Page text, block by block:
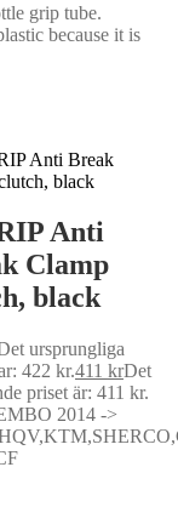
grip tube.
because it is
Anti
Clamp
black
ursprungliga
422 kr.411 krDet
priset är: 411 kr.
2014 ->